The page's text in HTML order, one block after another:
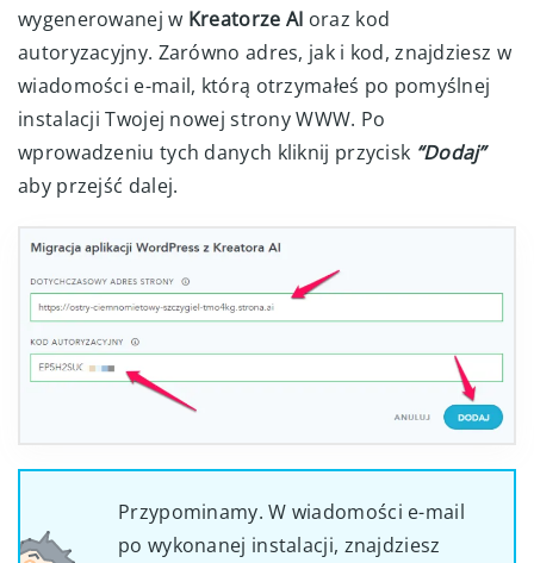
wygenerowanej w Kreatorze AI oraz kod
autoryzacyjny. Zarówno adres, jak i kod, znajdziesz w
wiadomości e-mail, którą otrzymałeś po pomyślnej
instalacji Twojej nowej strony WWW. Po
wprowadzeniu tych danych kliknij przycisk “Dodaj”
aby przejść dalej.
Przypominamy. W wiadomości e-mail
po wykonanej instalacji, znajdziesz